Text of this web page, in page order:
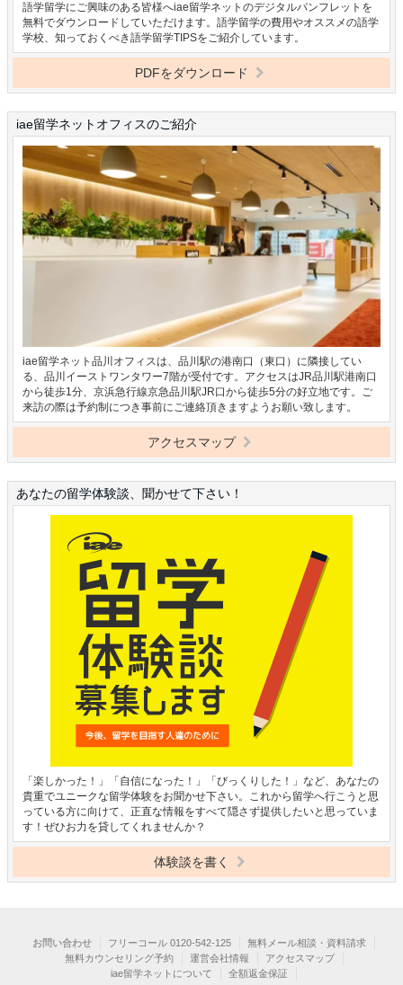
語学留学にご興味のある皆様へiae留学ネットのデジタルパンフレットを
無料でダウンロードしていただけます。語学留学の費用やオススメの語学
学校、知っておくべき語学留学TIPSをご紹介しています。
PDFをダウンロード
iae留学ネットオフィスのご紹介
iae留学ネット品川オフィスは、品川駅の港南口（東口）に隣接してい
る、品川イーストワンタワー7階が受付です。アクセスはJR品川駅港南口
から徒歩1分、京浜急行線京急品川駅JR口から徒歩5分の好立地です。ご
来訪の際は予約制につき事前にご連絡頂きますようお願い致します。
アクセスマップ
あなたの留学体験談、聞かせて下さい！
「楽しかった！」「自信になった！」「びっくりした！」など、あなたの
貴重でユニークな留学体験をお聞かせ下さい。これから留学へ行こうと思
っている方に向けて、正直な情報をすべて隠さず提供したいと思っていま
す！ぜひお力を貸してくれませんか？
体験談を書く
お問い合わせ フリーコール 0120-542-125
無料メール相談・資料請求
無料カウンセリング予約
運営会社情報
アクセスマップ
iae留学ネットについて
全額返金保証